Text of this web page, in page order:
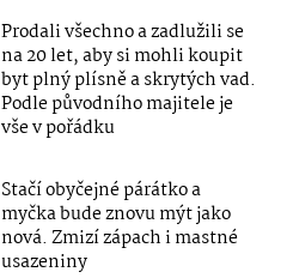
Prodali všechno a zadlužili se
na 20 let, aby si mohli koupit
byt plný plísně a skrytých vad.
Podle původního majitele je
vše v pořádku
Stačí obyčejné párátko a
myčka bude znovu mýt jako
nová. Zmizí zápach i mastné
usazeniny